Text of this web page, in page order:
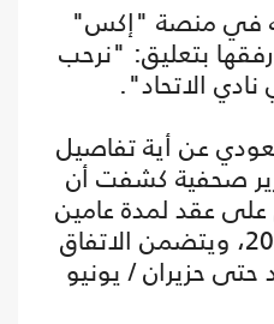
في منصة "إكس"
بتعليق: "نرحب
الاتحاد".
عن أية تفاصيل
صحفية كشفت أن
على عقد لمدة عامين
حتى حزيران / يونيو 2026، ‏ويتضمن الاتفاق
حتى حزيران / يونيو